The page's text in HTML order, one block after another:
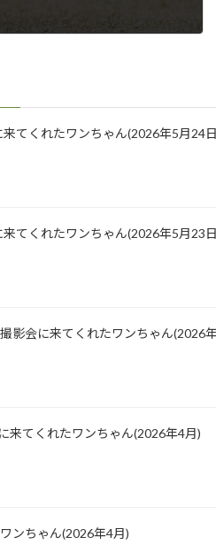
てくれたワンちゃん(2026年5月24
てくれたワンちゃん(2026年5月23
影会に来てくれたワンちゃん(2026
来てくれたワンちゃん(2026年4月)
ンちゃん(2026年4月)